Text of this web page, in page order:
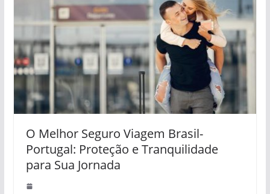
O Melhor Seguro Viagem Brasil-
Portugal: Proteção e Tranquilidade
para Sua Jornada